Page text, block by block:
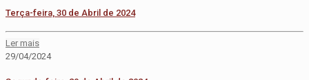
Terça-feira, 30 de Abril de 2024
Ler mais
29/04/2024